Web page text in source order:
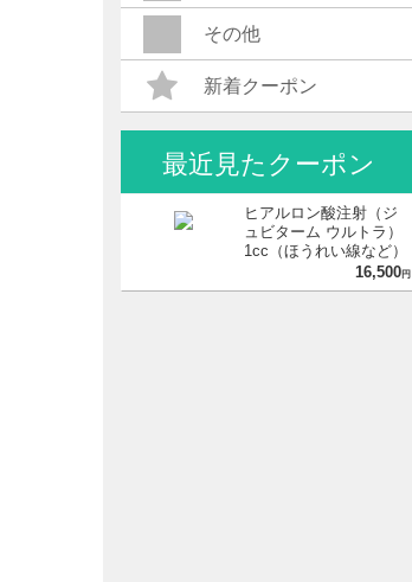
その他
新着クーポン
最近見たクーポン
ヒアルロン酸注射（ジ
ュビターム ウルトラ）
1cc（ほうれい線など）
※麻酔・マイクロカニ
ューレ・初診料込
16,500円